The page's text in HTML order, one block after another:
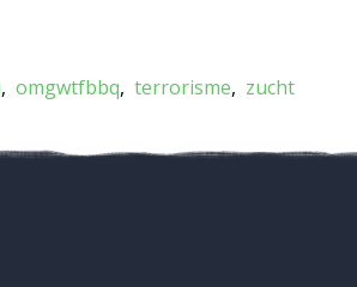
omgwtfbbq terrorisme zucht